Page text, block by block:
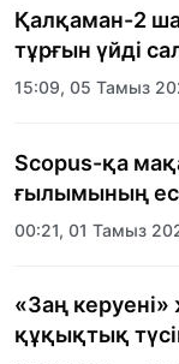
Қалқаман-2
тұрғын үйді
15:09, 05 Тамыз
Scopus-қа
ғылымының
00:21, 01 Тамыз
«Заң
құқықтық